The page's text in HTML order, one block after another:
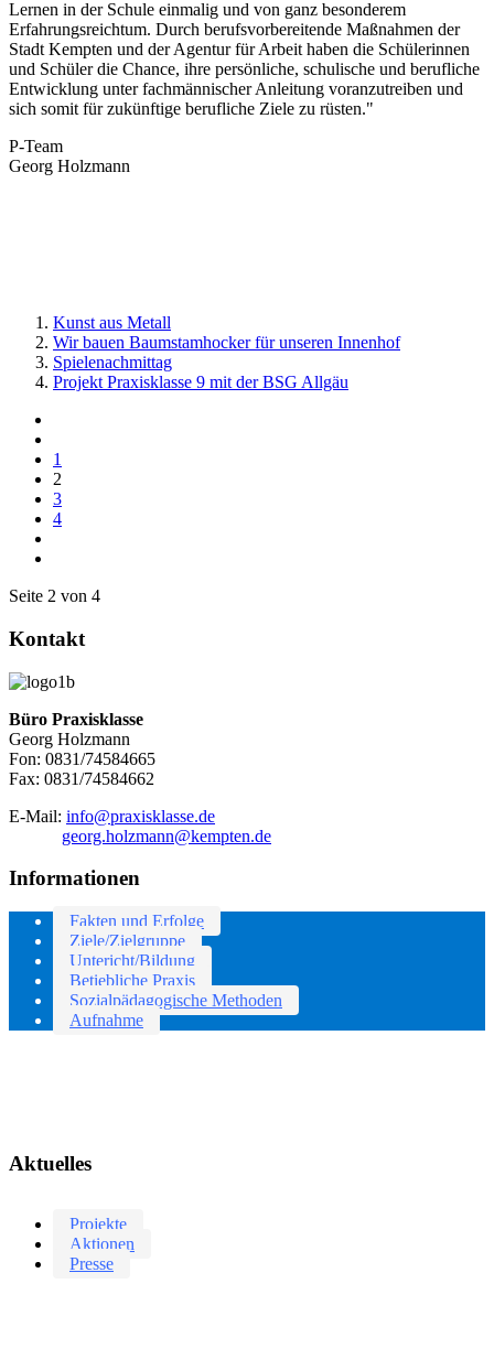
Lernen in der Schule einmalig und von ganz besonderem
Erfahrungsreichtum. Durch berufsvorbereitende Maßnahmen der
Stadt Kempten und der Agentur für Arbeit haben die Schülerinnen
und Schüler die Chance, ihre persönliche, schulische und berufliche
Entwicklung unter fachmännischer Anleitung voranzutreiben und
sich somit für zukünftige berufliche Ziele zu rüsten."
P-Team
Georg Holzmann
Kunst aus Metall
Wir bauen Baumstamhocker für unseren Innenhof
Spielenachmittag
Projekt Praxisklasse 9 mit der BSG Allgäu
1
2
3
4
Seite 2 von 4
Kontakt
Büro Praxisklasse
Georg Holzmann
Fon: 0831/74584665
Fax: 0831/74584662
E-Mail: info@praxisklasse.de
georg.holzmann@kempten.de
Informationen
Fakten und Erfolge
Ziele/Zielgruppe
Untericht/Bildung
Betiebliche Praxis
Sozialpädagogische Methoden
Aufnahme
Aktuelles
Projekte
Aktionen
Presse